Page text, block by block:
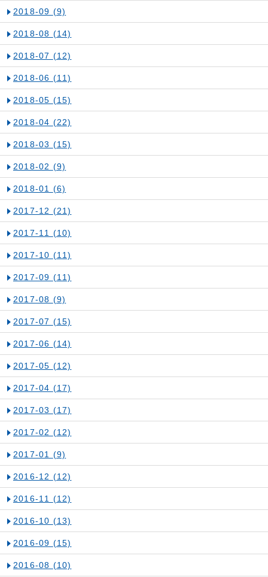
2018-09 (9)
2018-08 (14)
2018-07 (12)
2018-06 (11)
2018-05 (15)
2018-04 (22)
2018-03 (15)
2018-02 (9)
2018-01 (6)
2017-12 (21)
2017-11 (10)
2017-10 (11)
2017-09 (11)
2017-08 (9)
2017-07 (15)
2017-06 (14)
2017-05 (12)
2017-04 (17)
2017-03 (17)
2017-02 (12)
2017-01 (9)
2016-12 (12)
2016-11 (12)
2016-10 (13)
2016-09 (15)
2016-08 (10)